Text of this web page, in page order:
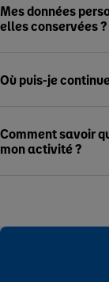
Mes données
elles conservées ?
Où puis-je
Comment savoir
mon activité ?